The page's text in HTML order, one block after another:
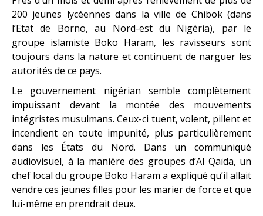
200 jeunes lycéennes dans la ville de Chibok (dans
l’Etat de Borno, au Nord-est du Nigéria), par le
groupe islamiste Boko Haram, les ravisseurs sont
toujours dans la nature et continuent de narguer les
autorités de ce pays.
Le gouvernement nigérian semble complètement
impuissant devant la montée des mouvements
intégristes musulmans. Ceux-ci tuent, volent, pillent et
incendient en toute impunité, plus particulièrement
dans les États du Nord. Dans un communiqué
audiovisuel, à la manière des groupes d’Al Qaïda, un
chef local du groupe Boko Haram a expliqué qu’il allait
vendre ces jeunes filles pour les marier de force et que
lui-même en prendrait deux.